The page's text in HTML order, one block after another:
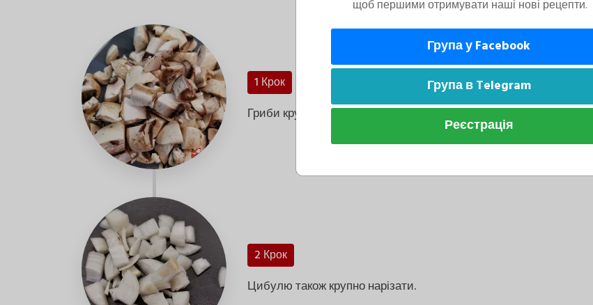
1 Крок
Гриби крупно нарізати.
2 Крок
Цибулю також крупно нарізати.
щоб першими отримувати наші нові рецепти.
Група у Facebook
Група в Telegram
Реєстрація